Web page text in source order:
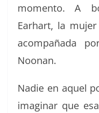
momen­to. A
Earhart, la
acom­paña­da
Noonan.
Nadie en aquel
imag­i­nar que